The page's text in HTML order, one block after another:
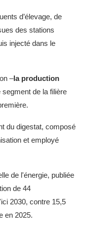
d’élevage, de
des stations
injecté dans le
–la production
de la filière
du digestat, composé
et employé
de l'énergie, publiée
de 44
2030, contre 15,5
en 2025.